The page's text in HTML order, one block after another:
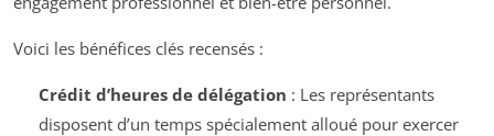
Voici les bénéfices clés recensés :
Crédit d’heures de délégation : Les représentants
disposent d’un temps spécialement alloué pour exercer